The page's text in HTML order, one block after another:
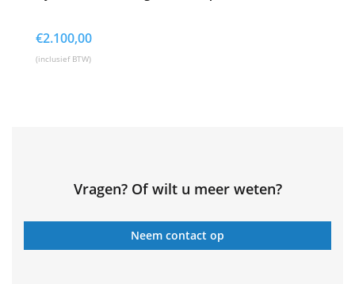
€2.100,00
(inclusief BTW)
Vragen? Of wilt u meer weten?
Neem contact op